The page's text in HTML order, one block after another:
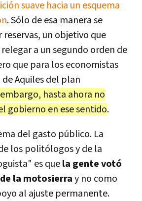
suave hacia un esquema
. Sólo de esa manera se
un objetivo que
a un segundo orden de
que para los economistas
Aquiles del plan
hasta ahora no
gobierno en ese sentido.
del gasto público. La
los politólogos y de la
es quela gente votó
la motosierray no como
al ajuste permanente.